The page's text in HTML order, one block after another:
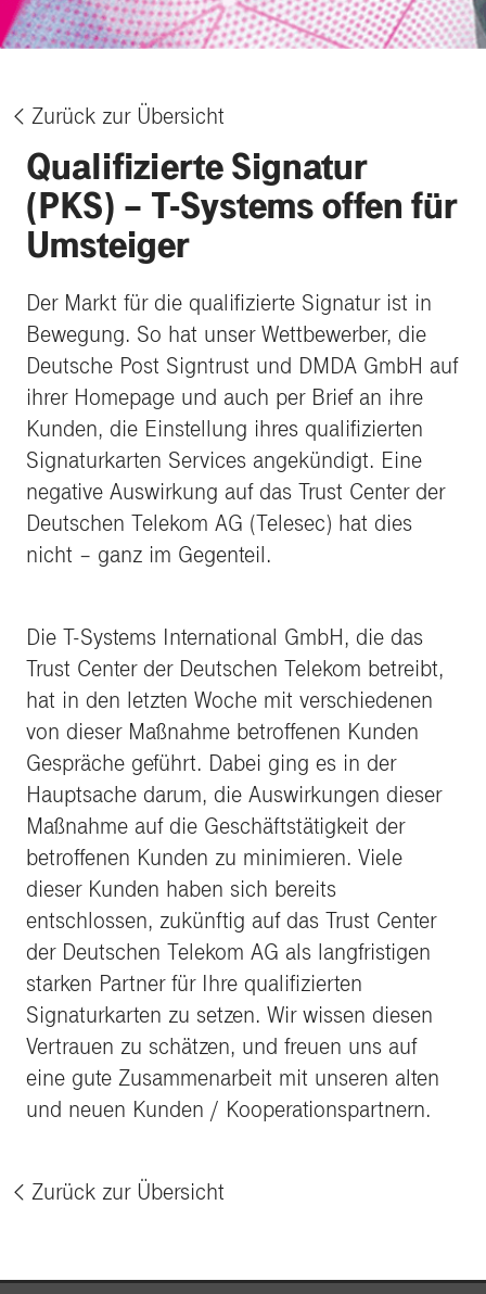
% Zurück zur Übersicht
Qualifizierte Signatur
(PKS) – T-Systems offen für
Umsteiger
Der Markt für die qualifizierte Signatur ist in
Bewegung. So hat unser Wettbewerber, die
Deutsche Post Signtrust und DMDA GmbH auf
ihrer Homepage und auch per Brief an ihre
Kunden, die Einstellung ihres qualifizierten
Signaturkarten Services angekündigt. Eine
negative Auswirkung auf das Trust Center der
Deutschen Telekom AG (Telesec) hat dies
nicht – ganz im Gegenteil.
Die T-Systems International GmbH, die das
Trust Center der Deutschen Telekom betreibt,
hat in den letzten Woche mit verschiedenen
von dieser Maßnahme betroffenen Kunden
Gespräche geführt. Dabei ging es in der
Hauptsache darum, die Auswirkungen dieser
Maßnahme auf die Geschäftstätigkeit der
betroffenen Kunden zu minimieren. Viele
dieser Kunden haben sich bereits
entschlossen, zukünftig auf das Trust Center
der Deutschen Telekom AG als langfristigen
starken Partner für Ihre qualifizierten
Signaturkarten zu setzen. Wir wissen diesen
Vertrauen zu schätzen, und freuen uns auf
eine gute Zusammenarbeit mit unseren alten
und neuen Kunden / Kooperationspartnern.
% Zurück zur Übersicht